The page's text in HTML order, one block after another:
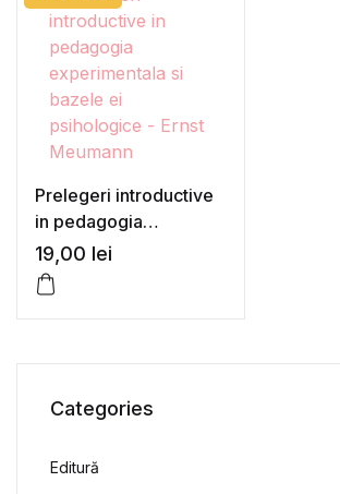
Prelegeri introductive
in pedagogia
experimentala si
bazele ei psihologice –
Ernst Meumann
19,00 lei
Categories
Editură